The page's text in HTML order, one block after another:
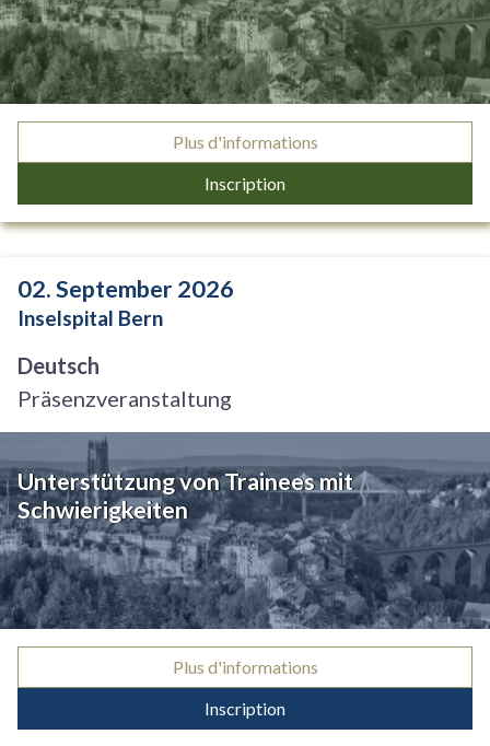
Plus d'informations
Inscription
02. September 2026
Inselspital Bern
Deutsch
Präsenzveranstaltung
Unterstützung von Trainees mit
Schwierigkeiten
Plus d'informations
Inscription